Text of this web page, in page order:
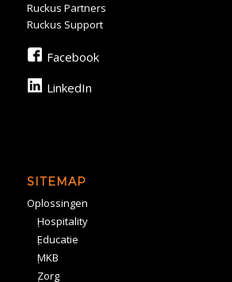
Ruckus Partners
Ruckus Support
Facebook
LinkedIn
SITEMAP
Oplossingen
Hospitality
Educatie
MKB
Zorg